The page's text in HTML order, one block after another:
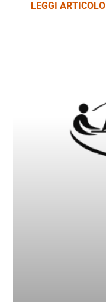
LEGGI ARTICOLO